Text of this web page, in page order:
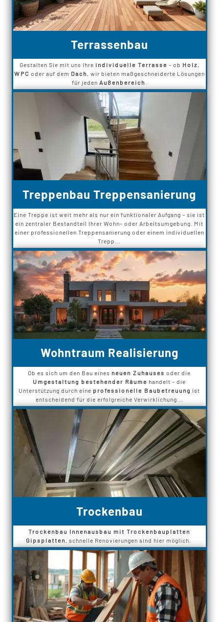
Terrassenbau
Gestalten Sie mit uns Ihre individuelle Terrasse – ob Holz,
WPC oder auf dem Dach , wir bieten maßgeschneiderte Lösungen
für jeden Außenbereich
Treppenbau Treppensanierung
Eine Treppe ist weit mehr als nur ein funktionaler Aufgang – sie ist
ein zentraler Bestandteil Ihrer Wohn- oder Arbeitsumgebung. Mit
einer professionellen Treppensanierung oder einem individuellen
Trepp...
Wohntraum Realisierung
Ob es sich um den Bau eines neuen Zuhauses oder die
Umgestaltung bestehender Räume handelt – die
Unterstützung durch eine professionelle Baubetreuung ist
entscheidend für die erfolgreiche Verwirklichung...
Trockenbau
Trockenbau Innenausbau mit Trockenbauplatten
Gipsplatten , schnelle Renovierungen sind hier möglich.